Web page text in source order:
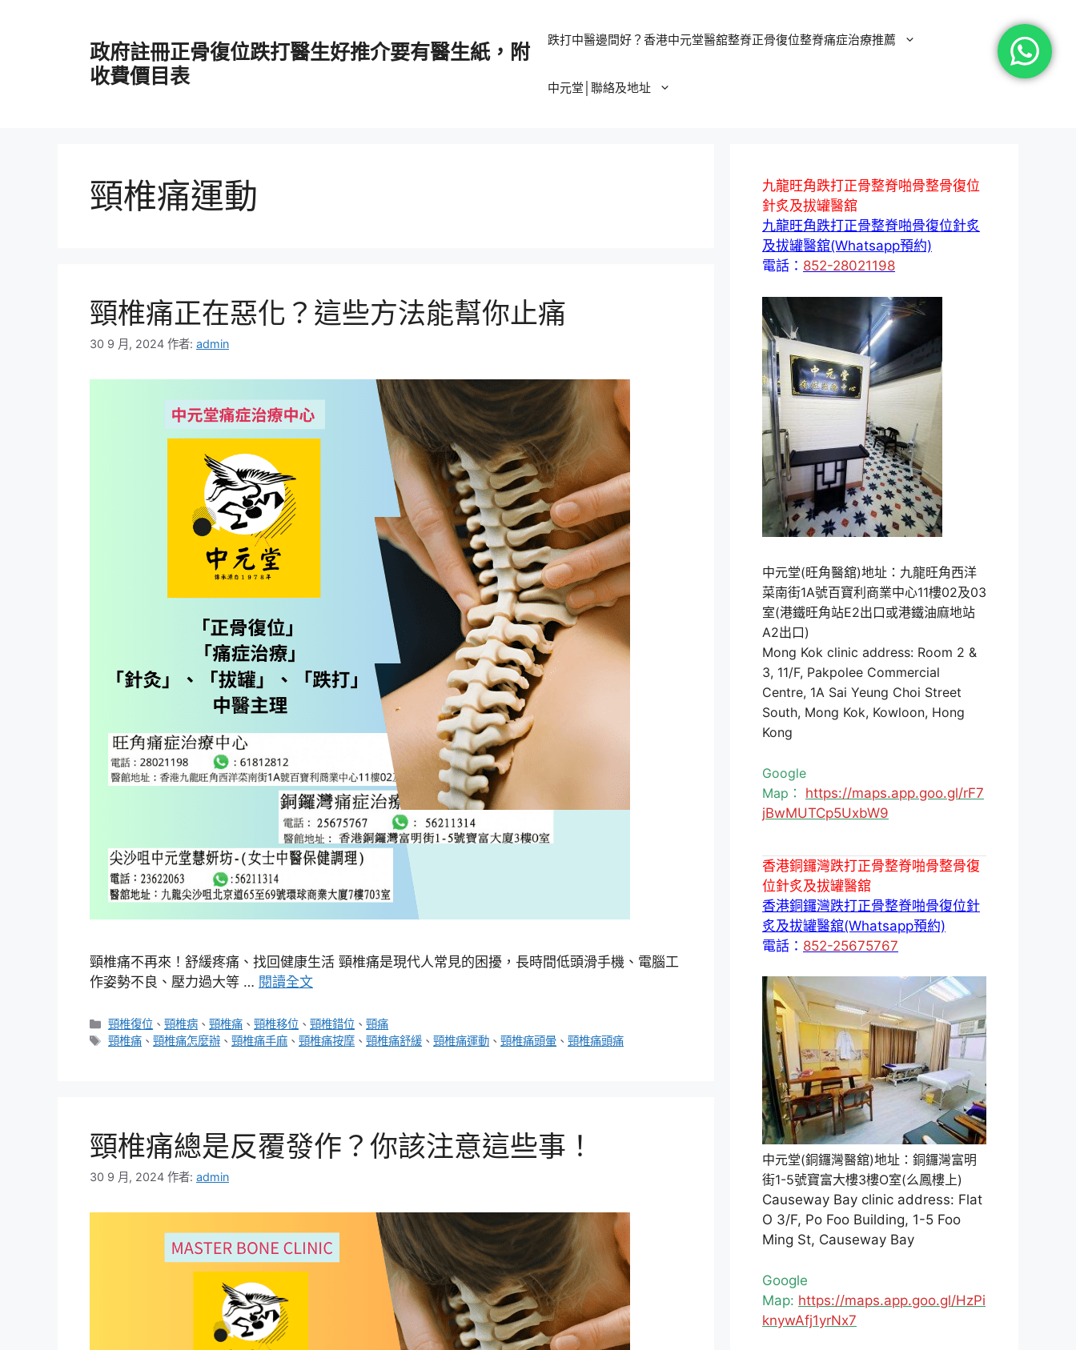
政府註冊正骨復位跌打醫生好推介要有醫生紙，附
收費價目表
跌打中醫邊間好？香港中元堂醫舘整脊正骨復位整脊痛症治療推薦
中元堂│聯絡及地址
頸椎痛運動
頸椎痛正在惡化？這些方法能幫你止痛
30 9 月, 2024 作者: admin
頸椎痛不再來！舒緩疼痛、找回健康生活 頸椎痛是現代人常見的困擾，長時間低頭滑手機、電腦工
作姿勢不良、壓力過大等 … 閱讀全文
分
類
頸椎復位 、頸椎病 、頸椎痛 、頸椎移位 、頸椎錯位 、頸痛
標
頸椎痛 、頸椎痛怎麼辦 、頸椎痛手麻 、頸椎痛按摩 、頸椎痛舒緩 、頸椎痛運動 、頸椎痛頭暈 、頸椎痛頭痛
頸椎痛總是反覆發作？你該注意這些事！
30 9 月, 2024 作者: admin
九龍旺角跌打正骨整脊啪骨整骨復位
針炙及拔罐醫舘
九龍旺角跌打正骨整脊啪骨復位針炙
及拔罐醫舘(Whatsapp預約)
電話： 852-28021198
中元堂(旺角醫舘)地址：九龍旺角西洋
菜南街1A號百寶利商業中心11樓02及03
室(港鐵旺角站E2出口或港鐵油麻地站
A2出口)
Mong Kok clinic address: Room 2 &
3, 11/F, Pakpolee Commercial
Centre, 1A Sai Yeung Choi Street
South, Mong Kok, Kowloon, Hong
Kong
Google
Map： https://maps.app.goo.gl/rF7
jBwMUTCp5UxbW9
香港銅鑼灣跌打正骨整脊啪骨整骨復
位針炙及拔罐醫舘
香港銅鑼灣跌打正骨整脊啪骨復位針
炙及拔罐醫舘(Whatsapp預約)
電話： 852-25675767
中元堂(銅鑼灣醫舘)地址：銅鑼灣富明
街1-5號寶富大樓3樓O室(么鳳樓上)
Causeway Bay clinic address: Flat
O 3/F, Po Foo Building, 1-5 Foo
Ming St, Causeway Bay
Google
Map: https://maps.app.goo.gl/HzPi
knywAfj1yrNx7